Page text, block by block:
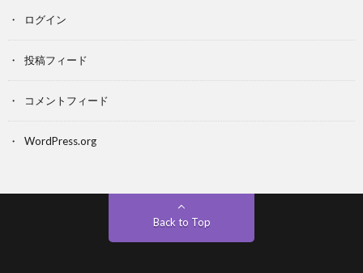
ログイン
投稿フィード
コメントフィード
WordPress.org
Back to Top